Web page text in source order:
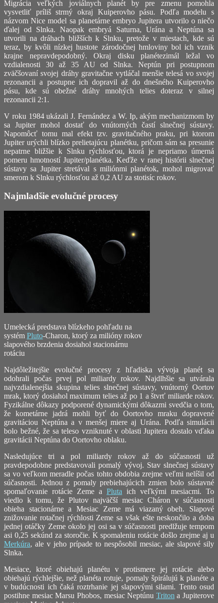
Migrácia veľkých joviálnych planét by pre zmenu pomohla
vysvetliť príliš strmý okraj Kuiperovho pásu. Podľa modelu s
názvom Nice model sa planetárne embryo Jupitera utvorilo o niečo
ďalej od Slnka. Naopak embryá Saturna, Urána a Neptúna sa
utvorili na dráhach bližších k Slnku, pretože v miestach, kde sú
teraz, by kvôli nízkej hustote zárodočnej hmloviny bol ich vznik
krajne nepravdepodobný. Okraj disku planétezimál ležal vo
vzdialenosti 30 až 35 AU od Slnka. Neptún pri postupnom
zväčšovaní svojej dráhy gravitačne vytláčal menšie telesá vo svojej
rezonancii a postupne ich dopravil až do dnešného Kuiperovho
pásu, kde sú obežné dráhy mnohých telies doteraz v silnej
rezonancii 2:1.
V roku 1984 ukázali J. Fernández a W. Ip, akým mechanizmom by
sa Jupiter mohol dostať do vnútorných častí slnečnej sústavy.
Napomôcť tomu mal efekt tzv. gravitačného praku, pri ktorom
Jupiter urýchli blízko prelietajúcu planétku, pričom sám sa presunie
nepatrne bližšie k Slnku rýchlosťou, ktorá je nepriamo úmerná
pomeru hmotností Jupiter/planétka. Keďže v ranej histórii slnečnej
sústavy sa Jupiter stretával s miliónmi planétok, mohol migrovať
smerom k Slnku rýchlosťou až 0,2 AU za stotisíc rokov.
Najmladšie evolučné procesy
Umelecká predstava blízkeho pohľadu na
systém Pluto-Charon, ktorý za milióny rokov
slapového brzdenia dosiahol stacionárnu
rotáciu
Najdôležitejšie evolučné procesy z hľadiska vývoja planét sa
odohrali počas prvej pol miliardy rokov. Najdlhšie sa utvárala
najvzdialenejšia skupina telies slnečnej sústavy, vnútorný Oortov
mrak, ktorý dosiahol maximum telies až po 1 a štvrť miliarde rokov.
Fyzikálne dôkazy podporené dynamickými dôkazmi svedčia o tom,
že kometárne jadrá mohli byť do Oortovho mraku dopravené
gravitáciou Neptúna a v menšej miere aj Urána. Podľa simulácii
bolo bežné, že sa teleso vzniknuté v oblasti Jupitera dostalo vďaka
gravitácii Neptúna do Oortovho oblaku.
Nasledujúce tri a pol miliardy rokov až do súčasnosti už
pravdepodobne predstavovali pomalý vývoj. Stav slnečnej sústavy
sa vo veľkom meradle počas tohto obdobia zrejme veľmi nelíšil od
súčasnosti. Jednou z pomaly prebiehajúcich zmien bolo sústavné
spomaľovanie rotácie Zeme a Pluta ich veľkými mesiacmi. To
viedlo k tomu, že Plutov najväčší mesiac Cháron v súčasnosti
obieha stacionárne a Mesiac Zeme má viazaný obeh. Slapové
znižovanie rotačnej rýchlosti Zeme sa však ešte neskončilo a doba
jednej otáčky Zeme okolo jej osi sa v súčasnosti predlžuje tempom
asi 0,25 sekúnd za storočie. K spomaleniu rotácie došlo zrejme aj u
Merkúra, ale v jeho prípade to nespôsobil mesiac, ale slapové sily
Slnka.
Mesiace, ktoré obiehajú planétu v protismere jej rotácie alebo
obiehajú rýchlejšie, než planéta rotuje, pomaly špirálujú k planéte a
v budúcnosti ich čaká roztrhanie jej slapovými silami. Tento osud
postihne mesiac Marsu Phobos, mesiac Neptúnu Triton a Jupiterove